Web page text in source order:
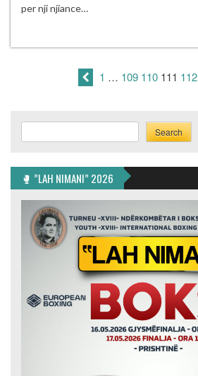
per nji njiance…
1 … 109 110 111 112
Search Search
🥊 ”LAH NIMANI” 2026